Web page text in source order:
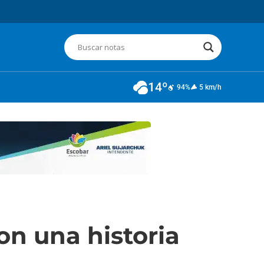
14º 94% 5 km/h
una historia